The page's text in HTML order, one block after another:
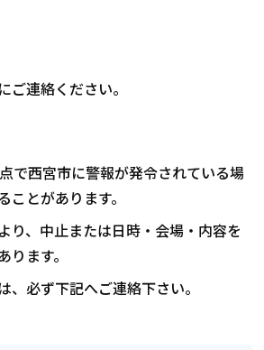
ご連絡ください。
で西宮市に警報が発令されている場
ことがあります。
り、中止または日時・会場・内容を
ます。
、必ず下記へご連絡下さい。